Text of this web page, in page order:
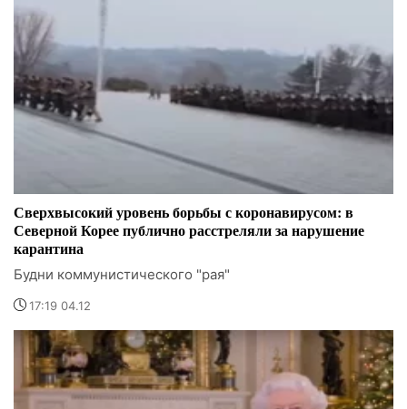
Сверхвысокий уровень борьбы с коронавирусом: в
Северной Корее публично расстреляли за нарушение
карантина
Будни коммунистического "рая"
17:19 04.12